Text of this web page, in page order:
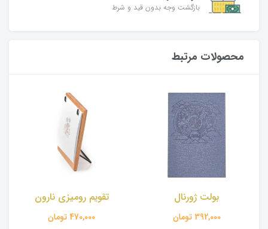
بازگشت وجه بدون قید و شرط
محصولات مرتبط
بولت ژورنال
392,000 تومان
تقویم رومیزی نارون
470,000 تومان